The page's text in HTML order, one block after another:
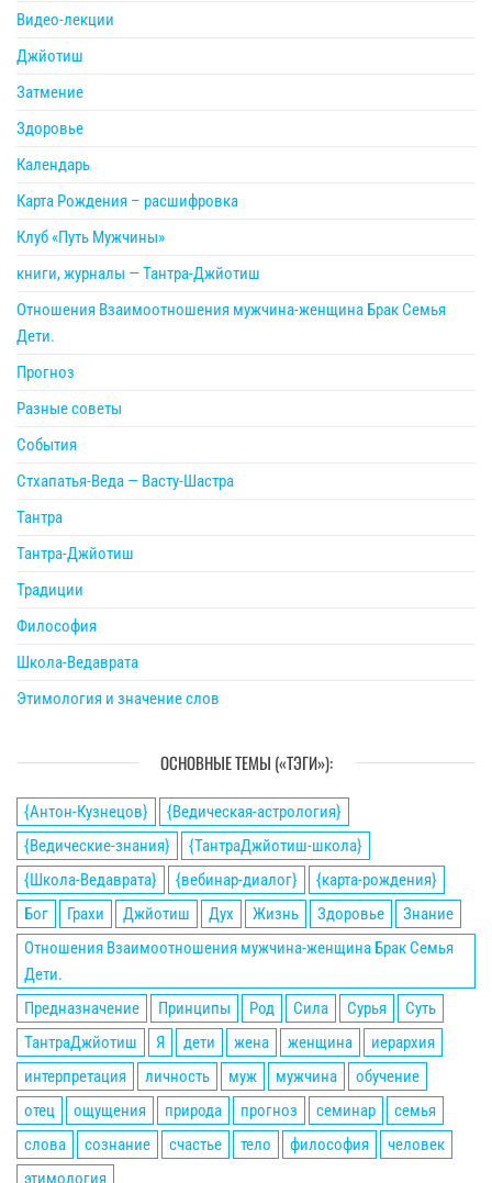
Видео-лекции
Джйотиш
Затмение
Здоровье
Календарь
Карта Рождения – расшифровка
Клуб «Путь Мужчины»
книги, журналы — Тантра-Джйотиш
Отношения Взаимоотношения мужчина-женщина Брак Семья
Дети.
Прогноз
Разные советы
События
Стхапатья-Веда — Васту-Шастра
Тантра
Тантра-Джйотиш
Традиции
Философия
Школа-Ведаврата
Этимология и значение слов
ОСНОВНЫЕ ТЕМЫ («ТЭГИ»):
{Антон-Кузнецов}
{Ведическая-астрология}
{Ведические-знания}
{ТантраДжйотиш-школа}
{Школа-Ведаврата}
{вебинар-диалог}
{карта-рождения}
Бог
Грахи Джйотиш Дух Жизнь Здоровье
Знание
Отношения Взаимоотношения мужчина-женщина Брак Семья
Дети.
Предназначение
Принципы Род Сила Сурья
Суть
ТантраДжйотиш
Я дети жена женщина
иерархия
интерпретация
личность муж мужчина
обучение
отец
ощущения природа прогноз семинар
семья
слова
сознание счастье тело философия
человек